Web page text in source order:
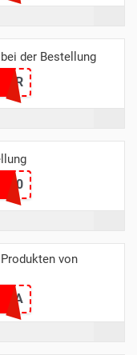
der Bestellung
von